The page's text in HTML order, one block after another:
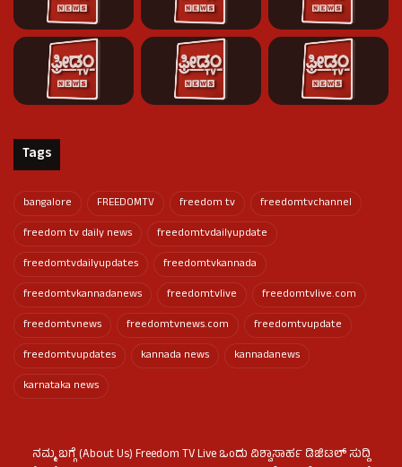
Tags
bangalore FREEDOMTV freedom tv
freedomtvchannel
freedom tv daily news
freedomtvdailyupdate
freedomtvdailyupdates
freedomtvkannada
freedomtvkannadanews
freedomtvlive
freedomtvlive.com
freedomtvnews
freedomtvnews.com
freedomtvupdate
freedomtvupdates
kannada news
kannadanews
karnataka news
ನಮ್ಮ ಬಗ್ಗೆ (About Us) Freedom TV Live ಒಂದು ವಿಶ್ವಾಸಾರ್ಹ ಡಿಜಿಟಲ್ ಸುದ್ದಿ